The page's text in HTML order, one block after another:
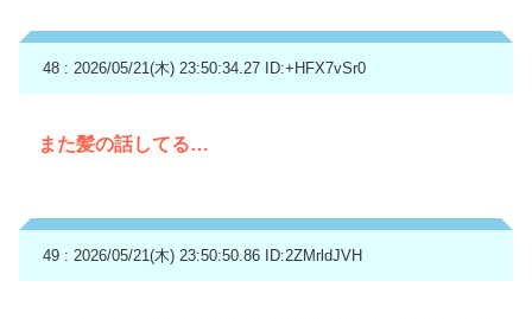
48 : 2026/05/21(木) 23:50:34.27 ID:+HFX7vSr0
また髪の話してる…
49 : 2026/05/21(木) 23:50:50.86 ID:2ZMrldJVH